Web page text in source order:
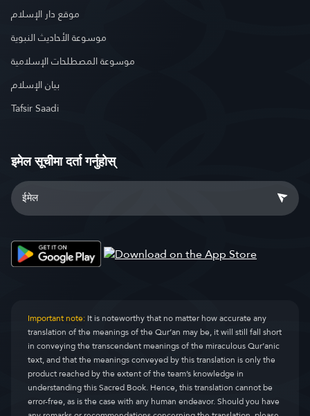
موقع دار الإسلام
موسوعة الأحاديث النبوية
موسوعة المصطلحات الإسلامية
بيان الإسلام
Tafsir Saadi
इमेल सूचीमा दर्ता गर्नुहोस्
Important note:It is noteworthy that no matter how accurate any
translation of the meanings of the Qur’an may be, it will still fall short
in conveying the transcendent meanings of the miraculous Qur’anic
text, and that the meanings conveyed by this translation is only the
product reached by the extent of the team’s knowledge in
understanding this Sacred Book. Hence, this translation cannot be
error-free, as is the case with any human endeavor. Should you have